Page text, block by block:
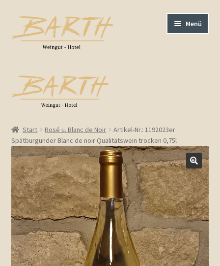
Zur
Navigation
springen
Zum
Inhalt
springen
Menü
Barrierefreiheit
Warenkorb
Bestellungen
Weißweine trocken
Weißweine halbtrocken u. lieblich
Rotweine
Start Rosé u. Blanc de Noir
Artikel-Nr.: 1192023er
Spätburgunder Blanc de noir Qualitätswein trocken 0,75l